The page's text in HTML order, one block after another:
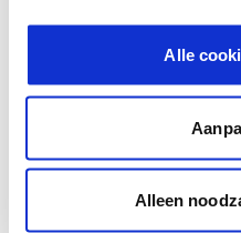
Alle
Alleen
Comment abordons-nous les
Comment pouvons-nous
informations manquent ou ne